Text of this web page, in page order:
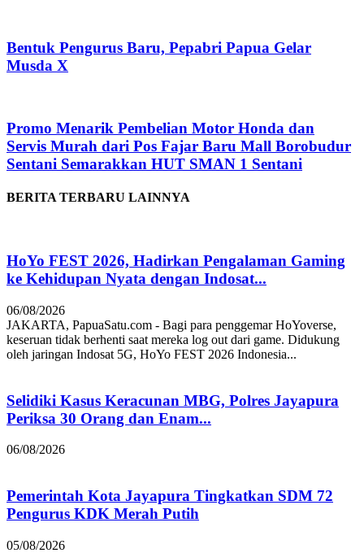
Bentuk Pengurus Baru, Pepabri Papua Gelar
Musda X
Promo Menarik Pembelian Motor Honda dan
Servis Murah dari Pos Fajar Baru Mall Borobudur
Sentani Semarakkan HUT SMAN 1 Sentani
BERITA TERBARU LAINNYA
HoYo FEST 2026, Hadirkan Pengalaman Gaming
ke Kehidupan Nyata dengan Indosat...
06/08/2026
JAKARTA, PapuaSatu.com - Bagi para penggemar HoYoverse,
keseruan tidak berhenti saat mereka log out dari game. Didukung
oleh jaringan Indosat 5G, HoYo FEST 2026 Indonesia...
Selidiki Kasus Keracunan MBG, Polres Jayapura
Periksa 30 Orang dan Enam...
06/08/2026
Pemerintah Kota Jayapura Tingkatkan SDM 72
Pengurus KDK Merah Putih
05/08/2026